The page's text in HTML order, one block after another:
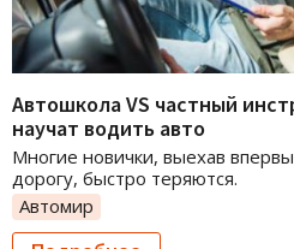
Автошкола VS частный
научат водить авто
Многие новички, выехав
дорогу, быстро теряются.
Автомир